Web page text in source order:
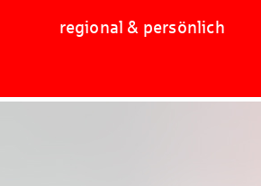
regional & persönlich